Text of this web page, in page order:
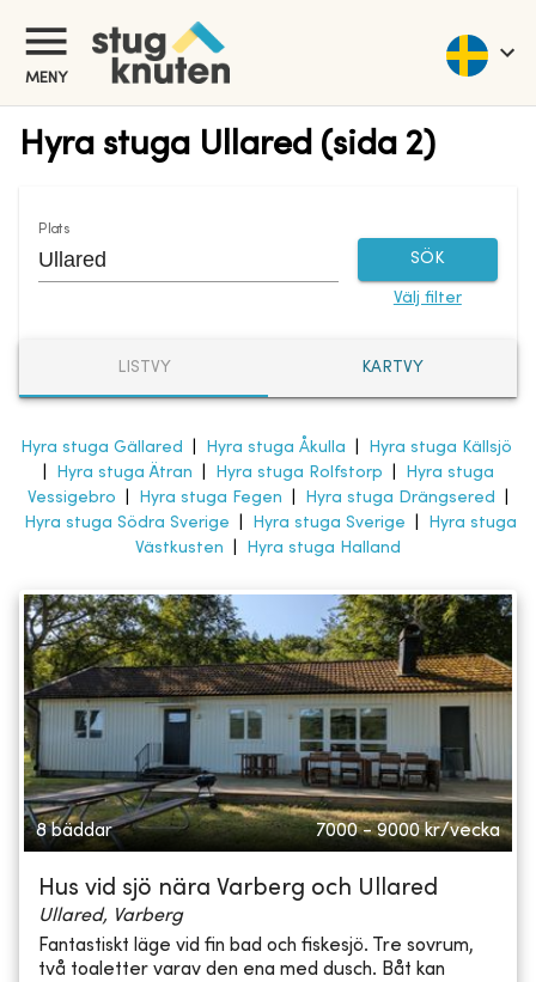
MENY
Hyra stuga Ullared (sida 2)
Plats
SÖK
Välj filter
LISTVY KARTVY
Hyra stuga Gällared Hyra stuga Åkulla
Hyra stuga Källsjö
Hyra stuga Ätran Hyra stuga Rolfstorp
Hyra stuga
Vessigebro
Hyra stuga Fegen Hyra stuga Drängsered
Hyra stuga Södra Sverige
Hyra stuga Sverige
Hyra stuga
Västkusten
Hyra stuga Halland
8 bäddar 7000 - 9000 kr/vecka
Hus vid sjö nära Varberg och Ullared
Ullared, Varberg
Fantastiskt läge vid fin bad och fiskesjö. Tre sovrum,
två toaletter varav den ena med dusch. Båt kan